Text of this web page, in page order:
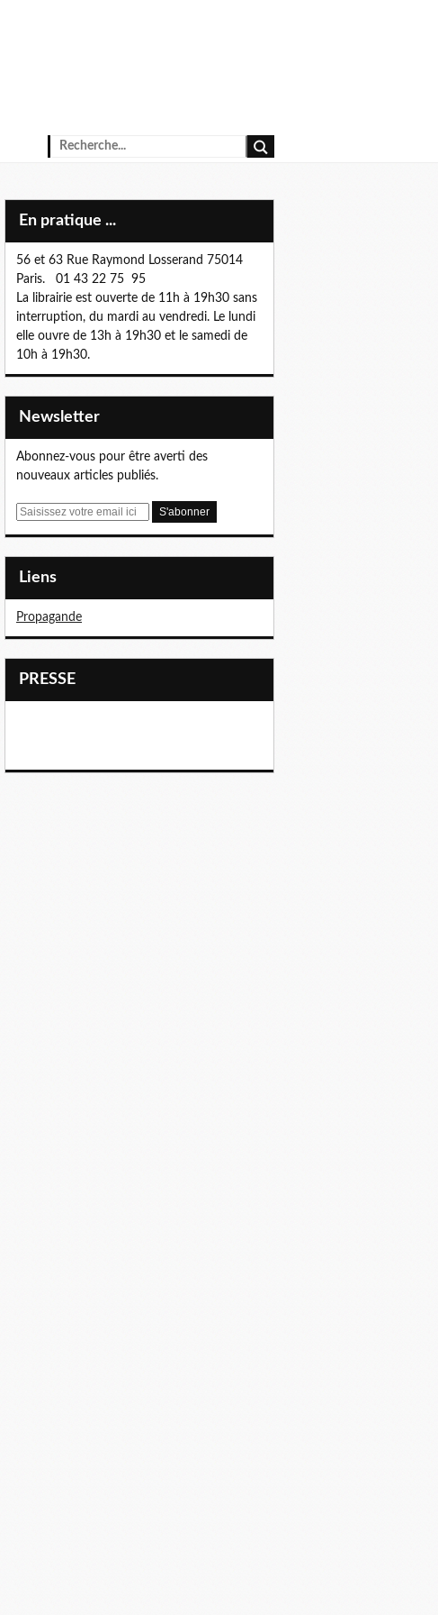
En pratique ...
56 et 63 Rue Raymond Losserand 75014
Paris. 01 43 22 75 95
La librairie est ouverte de 11h à 19h30 sans
interruption, du mardi au vendredi. Le lundi
elle ouvre de 13h à 19h30 et le samedi de
10h à 19h30.
Newsletter
Abonnez-vous pour être averti des
nouveaux articles publiés.
E
Liens
Propagande
PRESSE